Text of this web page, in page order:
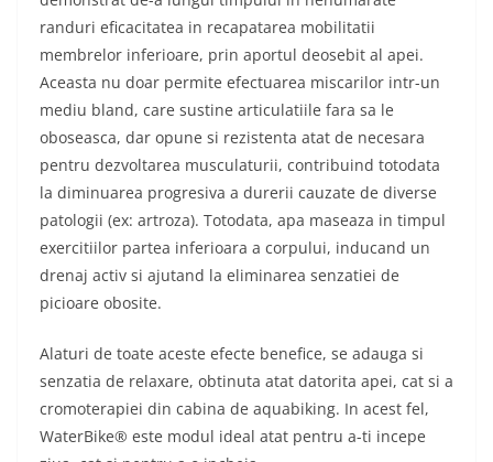
randuri eficacitatea in recapatarea mobilitatii
membrelor inferioare, prin aportul deosebit al apei.
Aceasta nu doar permite efectuarea miscarilor intr-un
mediu bland, care sustine articulatiile fara sa le
oboseasca, dar opune si rezistenta atat de necesara
pentru dezvoltarea musculaturii, contribuind totodata
la diminuarea progresiva a durerii cauzate de diverse
patologii (ex: artroza). Totodata, apa maseaza in timpul
exercitiilor partea inferioara a corpului, inducand un
drenaj activ si ajutand la eliminarea senzatiei de
picioare obosite.
Alaturi de toate aceste efecte benefice, se adauga si
senzatia de relaxare, obtinuta atat datorita apei, cat si a
cromoterapiei din cabina de aquabiking. In acest fel,
WaterBike® este modul ideal atat pentru a-ti incepe